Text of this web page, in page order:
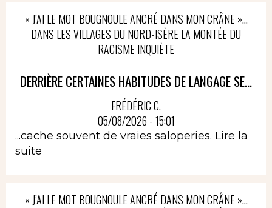
« J’AI LE MOT BOUGNOULE ANCRÉ DANS MON CRÂNE »…
DANS LES VILLAGES DU NORD-ISÈRE LA MONTÉE DU
RACISME INQUIÈTE
DERRIÈRE CERTAINES HABITUDES DE LANGAGE SE...
FRÉDÉRIC C.
05/08/2026 - 15:01
...cache souvent de vraies saloperies. Lire la
suite
« J’AI LE MOT BOUGNOULE ANCRÉ DANS MON CRÂNE »…